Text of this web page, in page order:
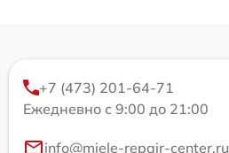
+7 (473) 201-64-71
Ежедневно с 9:00 до 21:00
info@miele-repair-center.ru